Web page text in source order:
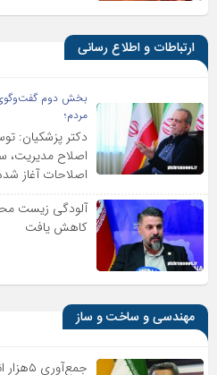
ارتباطات و اطلاع رسانی
بخش دوم گفت‌وگوی
مردم؛
دکتر پزشکیان:
اصلاح مدیریت،
اصلاحات آغاز
آلودگی زیست
کاهش یافت
مهندسی و ساخت و ساز
جمع‌آوری ۵هزار انشعاب غیرمجاز در اردبیل